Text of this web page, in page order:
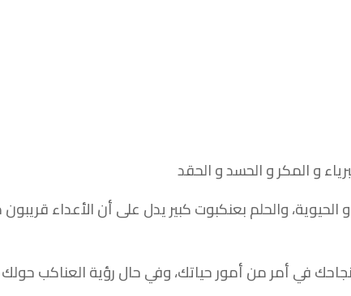
و المكر و الحسد و الحقد
الحيوية، والحلم بعنكبوت كبير يدل على أن الأعداء
في أمر من أمور حياتك، وفي حال رؤية العناكب